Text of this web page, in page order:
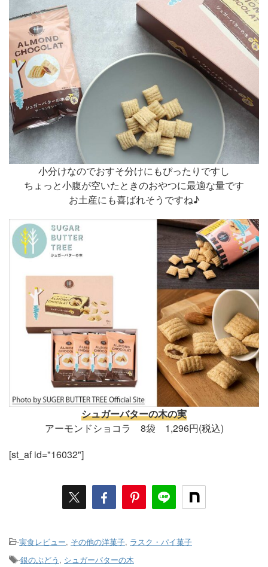
小分けなのでおすそ分けにもぴったりですし
ちょっと小腹が空いたときのおやつに最適な量です
お土産にも喜ばれそうですね♪
シュガーバターの木の実
アーモンドショコラ 8袋 1,296円(税込)
[st_af id="16032"]
-実食レビュー, その他の洋菓子, ラスク・パイ菓子
-銀のぶどう , シュガーバターの木